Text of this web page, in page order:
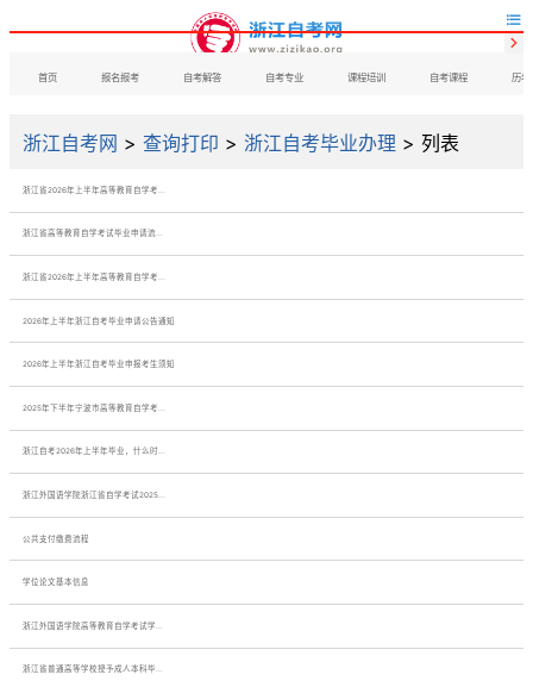

首页 报名报考 自考解答 自考专业 课程培训 自考课程 历年

浙江自考网 > 查询打印 > 浙江自考毕业办理 > 列表
浙江省2026年上半年高等教育自学考...
浙江省高等教育自学考试毕业申请流...
浙江省2026年上半年高等教育自学考...
2026年上半年浙江自考毕业申请公告通知
2026年上半年浙江自考毕业申报考生须知
2025年下半年宁波市高等教育自学考...
浙江自考2026年上半年毕业，什么时...
浙江外国语学院浙江省自学考试2025...
公共支付缴费流程
学位论文基本信息
浙江外国语学院高等教育自学考试学...
浙江省普通高等学校授予成人本科毕...